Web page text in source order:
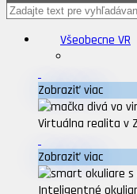
Všeobecne VR
Zobraziť viac
Virtuálna realita v
Zobraziť viac
Inteligentné